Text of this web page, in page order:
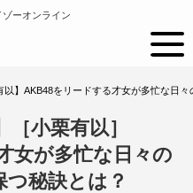
ーオンライン
以】AKB48をリードする才女が多忙な日
小栗有以］
女が多忙な日々の
秘訣とは？